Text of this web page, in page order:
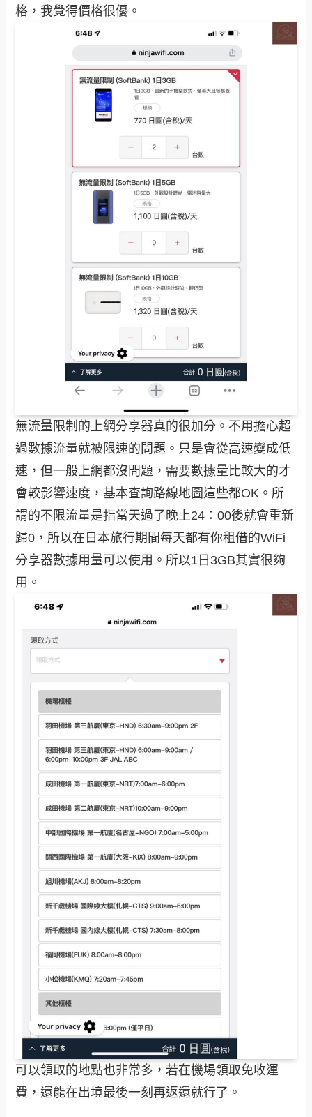
格，我覺得價格很優。
無流量限制的上網分享器真的很加分。不用擔心超
過數據流量就被限速的問題。只是會從高速變成低
速，但一般上網都沒問題，需要數據量比較大的才
會較影響速度，基本查詢路線地圖這些都OK。所
謂的不限流量是指當天過了晚上24：00後就會重新
歸0，所以在日本旅行期間每天都有你租借的WiFi
分享器數據用量可以使用。所以1日3GB其實很夠
用。
可以領取的地點也非常多，若在機場領取免收運
費，還能在出境最後一刻再返還就行了。